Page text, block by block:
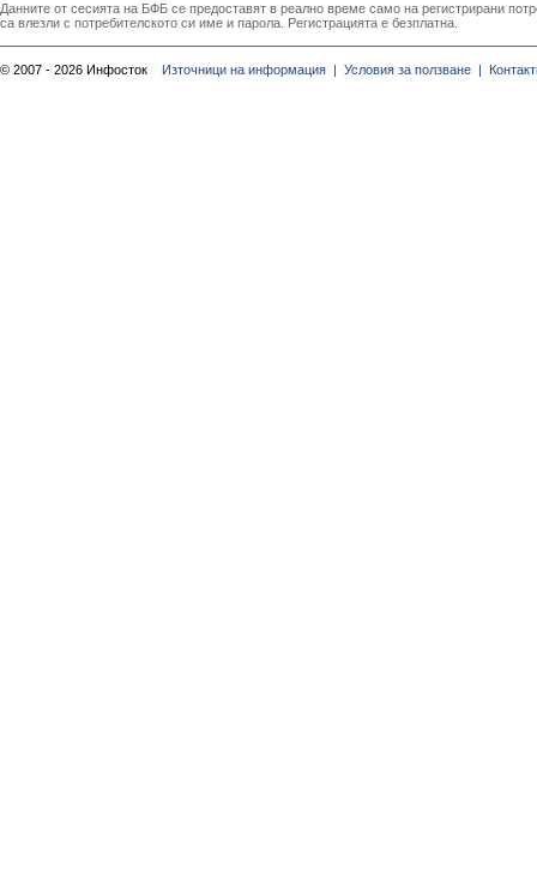
Данните от сесията на БФБ се предоставят в реално време само на регистрирани
са влезли с потребителското си име и парола. Регистрацията е безплатна.
© 2007 - 2026 Инфосток Източници на информация | Условия за ползване |